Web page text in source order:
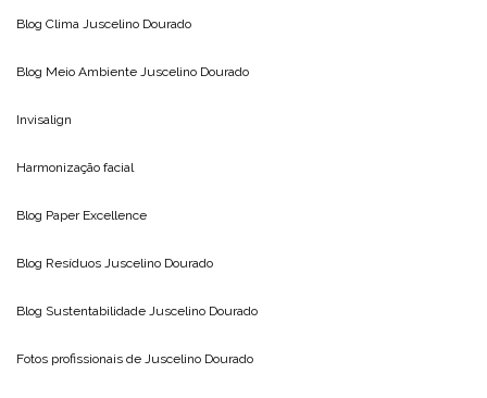
Blog Clima Juscelino Dourado
Blog Meio Ambiente Juscelino Dourado
Invisalign
Harmonização facial
Blog Paper Excellence
Blog Resíduos Juscelino Dourado
Blog Sustentabilidade Juscelino Dourado
Fotos profissionais de Juscelino Dourado